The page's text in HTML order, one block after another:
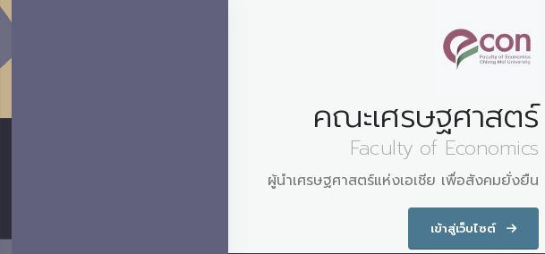
คณะเศรษฐศาสตร์
Faculty of Economics
ผู้นำเศรษฐศาสตร์แห่งเอเชีย เพื่อสังคมยั่งยืน
เข้าสู่เว็บไซต์